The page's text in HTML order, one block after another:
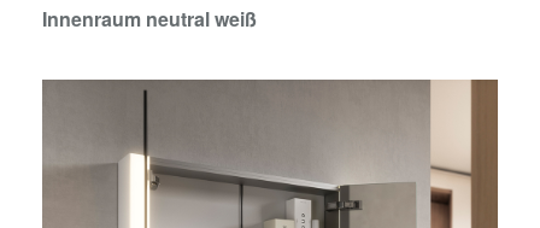
Innenraum neutral weiß